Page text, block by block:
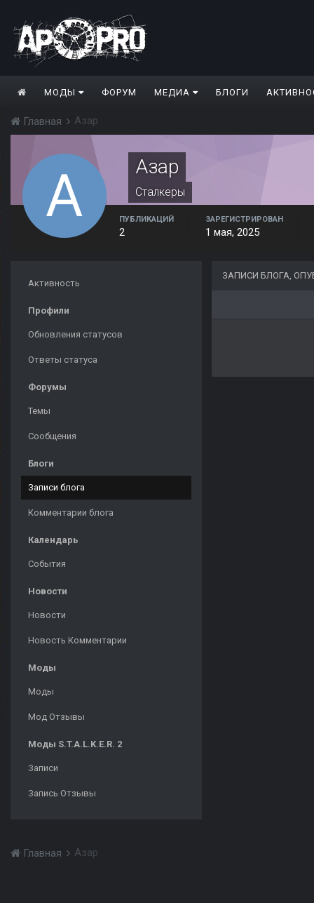
МОДЫ ФОРУМ МЕДИА БЛОГИ
Главная Азар
Азар
Сталкеры
ПУБЛИКАЦИЙ
2
ЗАРЕГИСТРИРОВАН
1 мая, 2025
Активность
Профили
Обновления статусов
Ответы статуса
Форумы
Темы
Сообщения
Блоги
Записи блога
Комментарии блога
Календарь
События
Новости
Новости
Новость Комментарии
Моды
Моды
Мод Отзывы
Моды S.T.A.L.K.E.R. 2
Записи
Запись Отзывы
ЗАПИСИ БЛОГА,
Главная Азар